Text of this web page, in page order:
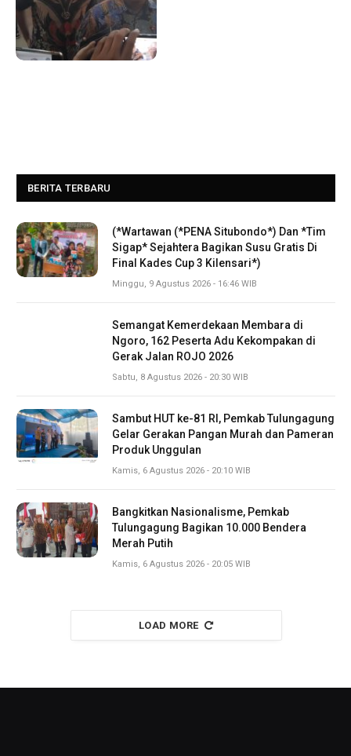
BERITA TERBARU
(*Wartawan (*PENA Situbondo*) Dan *Tim
Sigap* Sejahtera Bagikan Susu Gratis Di
Final Kades Cup 3 Kilensari*)
Minggu, 9 Agustus 2026 - 16:46 WIB
Semangat Kemerdekaan Membara di
Ngoro, 162 Peserta Adu Kekompakan di
Gerak Jalan ROJO 2026
Sabtu, 8 Agustus 2026 - 20:30 WIB
Sambut HUT ke-81 RI, Pemkab Tulungagung
Gelar Gerakan Pangan Murah dan Pameran
Produk Unggulan
Kamis, 6 Agustus 2026 - 20:10 WIB
Bangkitkan Nasionalisme, Pemkab
Tulungagung Bagikan 10.000 Bendera
Merah Putih
Kamis, 6 Agustus 2026 - 20:05 WIB
LOAD MORE